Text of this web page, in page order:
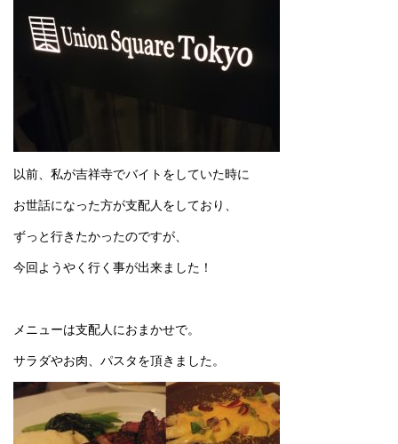
以前、私が吉祥寺でバイトをしていた時に
お世話になった方が支配人をしており、
ずっと行きたかったのですが、
今回ようやく行く事が出来ました！
メニューは支配人におまかせで。
サラダやお肉、パスタを頂きました。